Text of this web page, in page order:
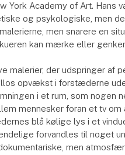
York Academy of Art. Hans
og psykologiske, men
men snarere en
kan mærke eller
malerier, der udspringer af
opvækst i forstæderne
i et rum, som nogen
mennesker foran et tv om
blå kølige lys i et
forvandles til noget
men